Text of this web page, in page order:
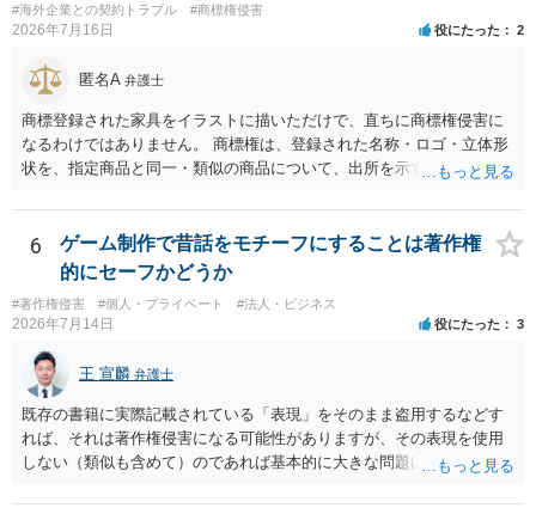
#海外企業との契約トラブル
#商標権侵害
2026年7月16日 役にたった 2
匿名A 弁護士
商標登録された家具をイラストに描いただけで、直ちに商標権侵害に
なるわけではありません。 商標権は、登録された名称・ロゴ・立体形
状を、指定商品と同一・類似の商品について、出所を示す表示として
て描くにとどまる場合は、通常、商標権侵害にはなりにくいと考えら
れます。 ただし、家具名や特徴的な形状を商品名・広告に大きく表示
し、公式商品やライセンス商品と誤認させる販売方法であれば、商標
権や不正競争防止法上の問題が生じ得ます。家具のデザインに著作権
が認められる場合は、著作権も別途問題となります。 無料のSNS投稿
やプレゼントでも、著作権侵害は成立し得ます。商標権については、
有料か無料かよりも、商標として使用しているかが重要です。 また、
日本の商標権は原則として日本国内にのみ効力を持ちます。外国で販
売する場合は、販売国の商標・意匠等を確認する必要があります。 他
の作家の例は、許諾を得ている、権利が消滅している、侵害に当たら
ない、又は単に権利行使されていないなど、様々な可能性がありま
す。他人が販売していることだけでは、適法とは判断できません。
6
ゲーム制作で昔話をモチーフにすることは著作権
的にセーフかどうか
#著作権侵害 #個人・プライベート #法人・ビジネス
2026年7月14日 役にたった 3
王 宣麟 弁護士
既存の書籍に実際記載されている「表現」をそのまま盗用するなどす
れば、それは著作権侵害になる可能性がありますが、その表現を使用
しない（類似も含めて）のであれば基本的に大きな問題は生じないか
現」であり、昔話の大筋や設定の骨子だけを使うのは、一般にアイデ